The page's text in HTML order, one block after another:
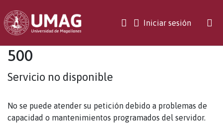
Iniciar sesión(current)
500
Servicio no disponible
No se puede atender su petición debido a problemas de
capacidad o mantenimientos programados del servidor.